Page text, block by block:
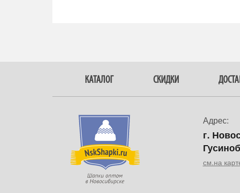
КАТАЛОГ СКИДКИ
Адрес:
г.
см.на